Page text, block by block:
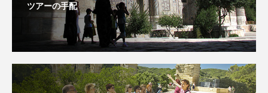
ツアーの手配